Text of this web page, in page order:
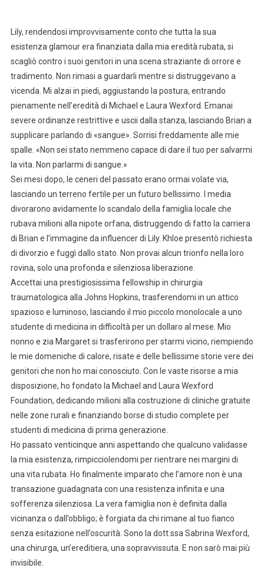
Lily, rendendosi improvvisamente conto che tutta la sua
esistenza glamour era finanziata dalla mia eredità rubata, si
scagliò contro i suoi genitori in una scena straziante di orrore e
tradimento. Non rimasi a guardarli mentre si distruggevano a
vicenda. Mi alzai in piedi, aggiustando la postura, entrando
pienamente nell’eredità di Michael e Laura Wexford. Emanai
severe ordinanze restrittive e uscii dalla stanza, lasciando Brian a
supplicare parlando di «sangue». Sorrisi freddamente alle mie
spalle. «Non sei stato nemmeno capace di dare il tuo per salvarmi
la vita. Non parlarmi di sangue.»
Sei mesi dopo, le ceneri del passato erano ormai volate via,
lasciando un terreno fertile per un futuro bellissimo. I media
divorarono avidamente lo scandalo della famiglia locale che
rubava milioni alla nipote orfana, distruggendo di fatto la carriera
di Brian e l’immagine da influencer di Lily. Khloe presentò richiesta
di divorzio e fuggì dallo stato. Non provai alcun trionfo nella loro
rovina, solo una profonda e silenziosa liberazione.
Accettai una prestigiosissima fellowship in chirurgia
traumatologica alla Johns Hopkins, trasferendomi in un attico
spazioso e luminoso, lasciando il mio piccolo monolocale a uno
studente di medicina in difficoltà per un dollaro al mese. Mio
nonno e zia Margaret si trasferirono per starmi vicino, riempiendo
le mie domeniche di calore, risate e delle bellissime storie vere dei
genitori che non ho mai conosciuto. Con le vaste risorse a mia
disposizione, ho fondato la Michael and Laura Wexford
Foundation, dedicando milioni alla costruzione di cliniche gratuite
nelle zone rurali e finanziando borse di studio complete per
studenti di medicina di prima generazione.
Ho passato venticinque anni aspettando che qualcuno validasse
la mia esistenza, rimpicciolendomi per rientrare nei margini di
una vita rubata. Ho finalmente imparato che l’amore non è una
transazione guadagnata con una resistenza infinita e una
sofferenza silenziosa. La vera famiglia non è definita dalla
vicinanza o dall’obbligo; è forgiata da chi rimane al tuo fianco
senza esitazione nell’oscurità. Sono la dott.ssa Sabrina Wexford,
una chirurga, un’ereditiera, una sopravvissuta. E non sarò mai più
invisibile.